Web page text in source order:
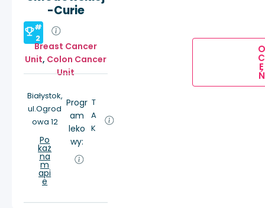
-Curie
#
2
Breast Cancer
Unit, Colon Cancer
Unit
Białystok,
ul.Ogrod
owa 12
Po
każ
na
m
api
e
Progr
am
leko
wy:
T
A
K
O
C
E
Ń